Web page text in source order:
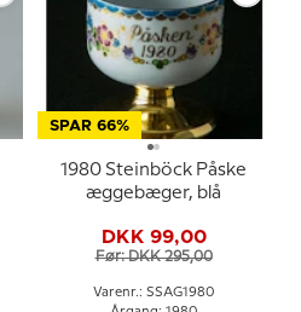
SPAR 66%
1980 Steinböck Påske
æggebæger, blå
DKK 99,00
Før: DKK 295,00
Varenr.: SSAG1980